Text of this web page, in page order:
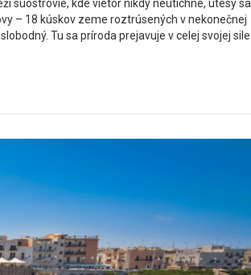
súostrovie, kde vietor nikdy neutíchne, útesy sa
– 18 kúskov zeme roztrúsených v nekonečnej
Tu sa príroda prejavuje v celej svojej sile